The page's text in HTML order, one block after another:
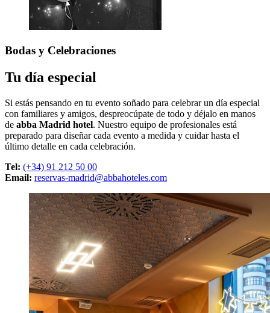
Bodas y Celebraciones
Tu día especial
Si estás pensando en tu evento soñado para celebrar un día especial
con familiares y amigos, despreocúpate de todo y déjalo en manos
de abba Madrid hotel. Nuestro equipo de profesionales está
preparado para diseñar cada evento a medida y cuidar hasta el
último detalle en cada celebración.
Tel: (+34) 91 212 50 00
Email: reservas-madrid@abbahoteles.com